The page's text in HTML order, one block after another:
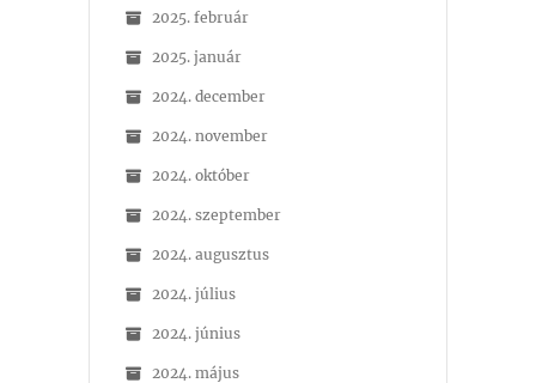
2025. február
2025. január
2024. december
2024. november
2024. október
2024. szeptember
2024. augusztus
2024. július
2024. június
2024. május